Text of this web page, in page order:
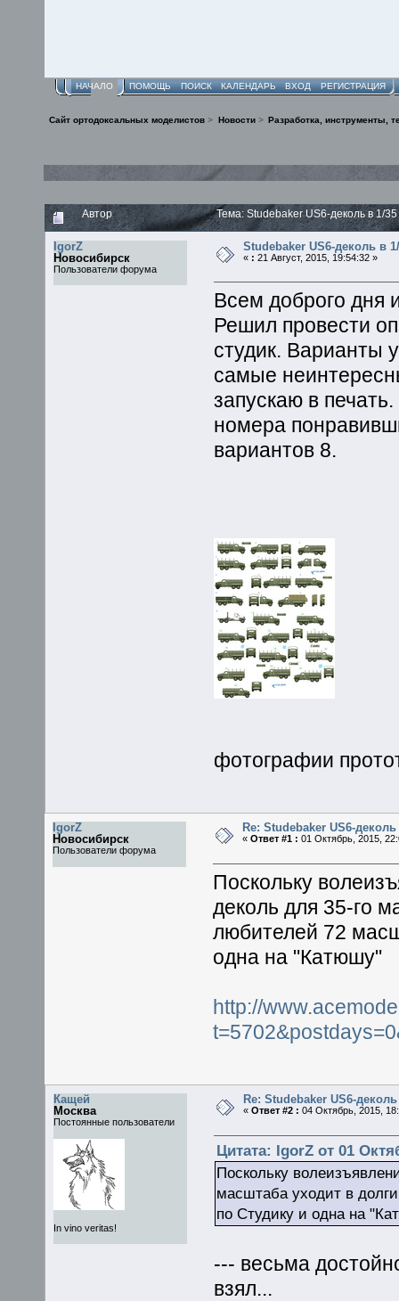
НАЧАЛО ПОМОЩЬ ПОИСК КАЛЕНДАРЬ ВХОД РЕГИСТРАЦИЯ
Сайт ортодоксальных моделистов > Новости> Разработка, инструменты,
Автор Тема: Studebaker US6-деколь в 1/
IgorZ
Новосибирск
Пользователи форума
Studebaker US6-деколь в
« : 21 Август, 2015, 19:54:32 »
Всем доброго дня
Решил провести
студик. Варианты
самые
запускаю в
номера
вариантов 8.
фотографии
IgorZ
Новосибирск
Пользователи форума
Re: Studebaker US6-
« Ответ #1 : 01 Октябрь, 2015,
Поскольку
деколь для 35-го
любителей 72
одна на "Катюшу"
http://
Кащей
Москва
Постоянные пользователи
In vino veritas!
Re: Studebaker US6-
« Ответ #2 : 04 Октябрь, 2015,
Цитата: IgorZ от 01
Поскольку
масштаба уходит в
по Студику и одна на
--- весьма
взял...